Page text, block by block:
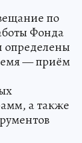
по
Фонда
— приём
а также